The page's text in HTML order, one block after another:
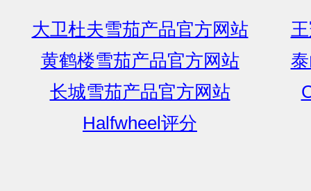
大卫杜夫雪茄产品官方网站
黄鹤楼雪茄产品官方网站
长城雪茄产品官方网站
Halfwheel评分